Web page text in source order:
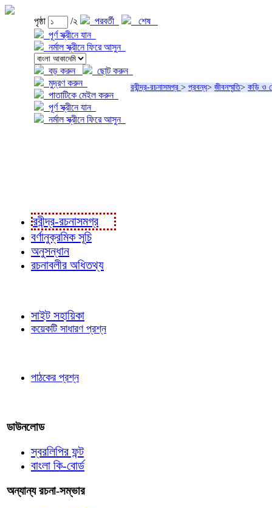
পৃষ্ঠা /২ পরবর্তী
শেষ
পূর্ণ স্ক্রীনে যান
নর্মাল স্ক্রীনে ফিরে আসুন
বড় করুন
ছোট করুন
মুদ্রণ করুন
পাতাটিকে মেইল করুন
পূর্ণ স্ক্রীনে যান
নর্মাল স্ক্রীনে ফিরে আসুন
রবীন্দ্র-রচনাসমগ্র > প্রবন্ধ> জীবনস্মৃতি> কড়ি ও
রবীন্দ্র-রচনাসমগ্র
বর্ণানুক্রমিক সূচি
অনুসন্ধান
রচনাবলীর অধিতথ্য
সাইট সহায়িকা
কয়েকটি সাধারণ প্রশ্ন
পাঠকের প্রশ্ন
ডাউনলোড
স্বরলিপির ফন্ট
বাংলা কি-বোর্ড
অন্যান্য রচনা-সম্ভার